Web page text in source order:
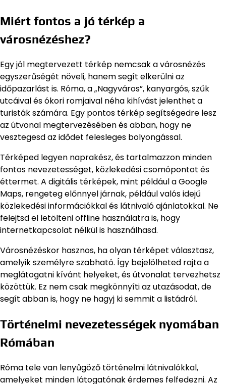
Miért fontos a jó térkép a
városnézéshez?
Egy jól megtervezett térkép nemcsak a városnézés
egyszerűségét növeli, hanem segít elkerülni az
időpazarlást is. Róma, a „Nagyváros”, kanyargós, szűk
utcáival és ókori romjaival néha kihívást jelenthet a
turisták számára. Egy pontos térkép segítségedre lesz
az útvonal megtervezésében és abban, hogy ne
vesztegesd az idődet felesleges bolyongással.
Térképed legyen naprakész, és tartalmazzon minden
fontos nevezetességet, közlekedési csomópontot és
éttermet. A digitális térképek, mint például a Google
Maps, rengeteg előnnyel járnak, például valós idejű
közlekedési információkkal és látnivaló ajánlatokkal. Ne
felejtsd el letölteni offline használatra is, hogy
internetkapcsolat nélkül is használhasd.
Városnézéskor hasznos, ha olyan térképet választasz,
amelyik személyre szabható. Így bejelölheted rajta a
meglátogatni kívánt helyeket, és útvonalat tervezhetsz
közöttük. Ez nem csak megkönnyíti az utazásodat, de
segít abban is, hogy ne hagyj ki semmit a listádról.
Történelmi nevezetességek nyomában
Rómában
Róma tele van lenyűgöző történelmi látnivalókkal,
amelyeket minden látogatónak érdemes felfedezni. Az